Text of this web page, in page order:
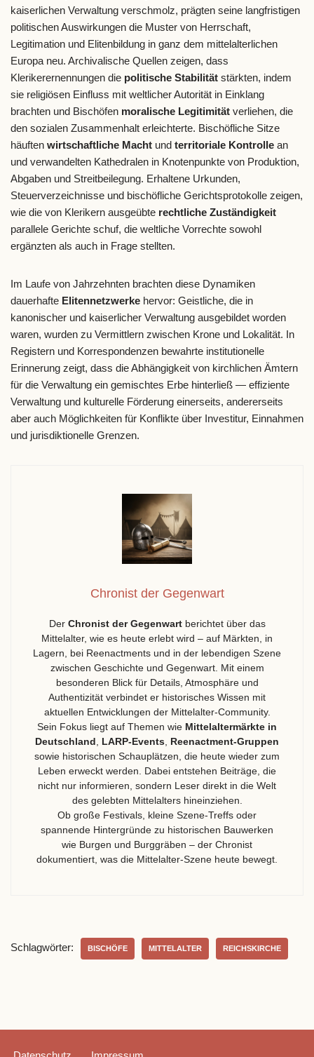
kaiserlichen Verwaltung verschmolz, prägten seine langfristigen
politischen Auswirkungen die Muster von Herrschaft,
Legitimation und Elitenbildung in ganz dem mittelalterlichen
Europa neu. Archivalische Quellen zeigen, dass
Klerikerernennungen die politische Stabilität stärkten, indem
sie religiösen Einfluss mit weltlicher Autorität in Einklang
brachten und Bischöfen moralische Legitimität verliehen, die
den sozialen Zusammenhalt erleichterte. Bischöfliche Sitze
häuften wirtschaftliche Macht und territoriale Kontrolle an
und verwandelten Kathedralen in Knotenpunkte von Produktion,
Abgaben und Streitbeilegung. Erhaltene Urkunden,
Steuerverzeichnisse und bischöfliche Gerichtsprotokolle zeigen,
wie die von Klerikern ausgeübte rechtliche Zuständigkeit
parallele Gerichte schuf, die weltliche Vorrechte sowohl
ergänzten als auch in Frage stellten.
Im Laufe von Jahrzehnten brachten diese Dynamiken
dauerhafte Elitennetzwerke hervor: Geistliche, die in
kanonischer und kaiserlicher Verwaltung ausgebildet worden
waren, wurden zu Vermittlern zwischen Krone und Lokalität. In
Registern und Korrespondenzen bewahrte institutionelle
Erinnerung zeigt, dass die Abhängigkeit von kirchlichen Ämtern
für die Verwaltung ein gemischtes Erbe hinterließ — effiziente
Verwaltung und kulturelle Förderung einerseits, andererseits
aber auch Möglichkeiten für Konflikte über Investitur, Einnahmen
und jurisdiktionelle Grenzen.
Chronist der Gegenwart
Der Chronist der Gegenwartberichtet über das
Mittelalter, wie es heute erlebt wird – auf Märkten, in
Lagern, bei Reenactments und in der lebendigen Szene
zwischen Geschichte und Gegenwart. Mit einem
besonderen Blick für Details, Atmosphäre und
Authentizität verbindet er historisches Wissen mit
aktuellen Entwicklungen der Mittelalter-Community.
Sein Fokus liegt auf Themen wie Mittelaltermärkte in
Deutschland
LARP-Events Reenactment-Gruppen
sowie historischen Schauplätzen, die heute wieder zum
Leben erweckt werden. Dabei entstehen Beiträge, die
nicht nur informieren, sondern Leser direkt in die Welt
des gelebten Mittelalters hineinziehen.
Ob große Festivals, kleine Szene-Treffs oder
spannende Hintergründe zu historischen Bauwerken
wie Burgen und Burggräben – der Chronist
dokumentiert, was die Mittelalter-Szene heute bewegt.
Schlagwörter: BISCHÖFE MITTELALTER REICHSKIRCHE